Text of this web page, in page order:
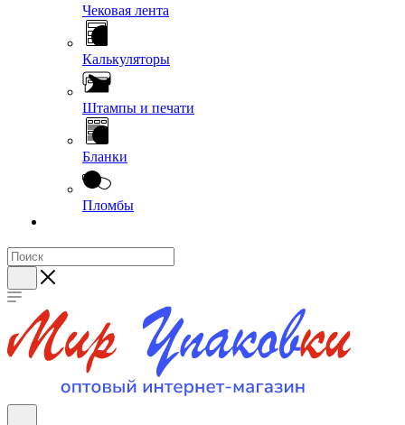
Чековая лента
Калькуляторы
Штампы и печати
Бланки
Пломбы